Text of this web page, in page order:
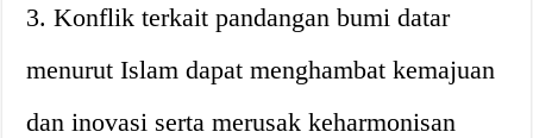
3. Konflik terkait pandangan bumi datar
menurut Islam dapat menghambat kemajuan
dan inovasi serta merusak keharmonisan